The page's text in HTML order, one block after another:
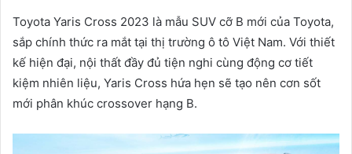
Toyota Yaris Cross 2023 là mẫu SUV cỡ B mới của Toyota,
sắp chính thức ra mắt tại thị trường ô tô Việt Nam. Với thiết
kế hiện đại, nội thất đầy đủ tiện nghi cùng động cơ tiết
kiệm nhiên liệu, Yaris Cross hứa hẹn sẽ tạo nên cơn sốt
mới phân khúc crossover hạng B.